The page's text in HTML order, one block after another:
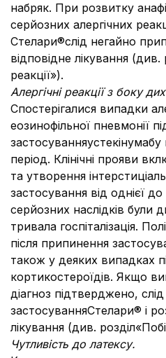
набряк. При розвитку
серйозних алергічних
Стелари®слід негайно
відповідне лікування (див.
реакції»).
Алергічні реакції з боку
Спостерігалися випадки
еозинофільної пневмонії
період. Клінічні прояви
та утворення
застосування від однієї
серйозних наслідків були
тривала госпіталізація.
після припинення
також у деяких випадках
кортикостероїдів. Якщо
діагноз підтверджено,
застосуванняСтелари® і
лікування (див.
Чутливість до латексу.